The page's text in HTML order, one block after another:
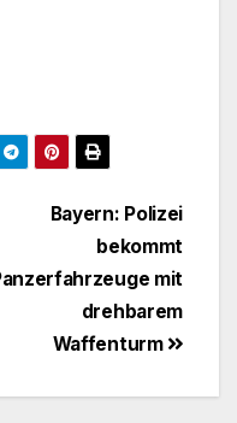
Bayern: Polizei
bekommt
mit
drehbarem
Waffenturm